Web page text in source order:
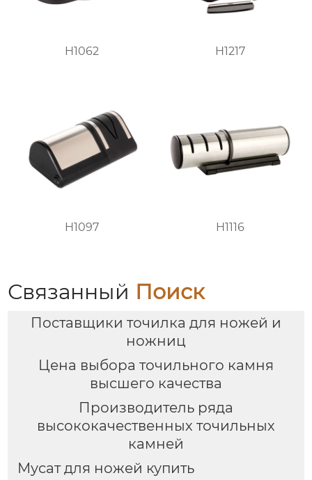
H1062 H1217
H1097 H1116
Связанный Поиск
Поставщики точилка для ножей и
ножниц
Цена выбора точильного камня
высшего качества
Производитель ряда
высококачественных точильных
камней
Мусат для ножей купить